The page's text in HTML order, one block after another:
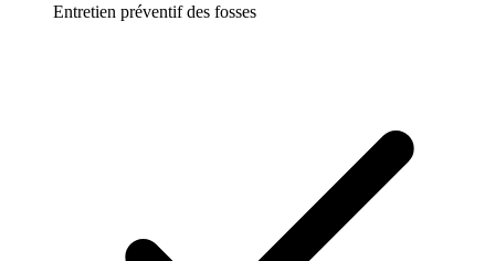
Entretien préventif des fosses